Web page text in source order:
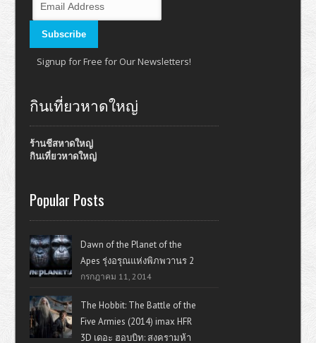
Signup for Free for Our Newsletters!
กินเที่ยวหาดใหญ่
ร้านชีสหาดใหญ่
กินเที่ยวหาดใหญ่
Popular Posts
Dawn of the Planet of the
Apes รุ่งอรุณแห่งพิภพวานร 2
กรกฎาคม 11, 2014
The Hobbit: The Battle of the
Five Armies (2014) imax HFR
3D เดอะ ฮอบบิท: สงครามห้า